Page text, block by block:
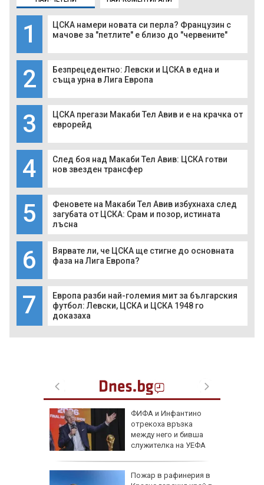
1
ЦСКА намери новата си перла? Французин с
мачове за "петлите" е близо до "червените"
2
Безпрецедентно: Левски и ЦСКА в една и
съща урна в Лига Европа
3
ЦСКА прегази Макаби Тел Авив и е на крачка от
еврорейд
4
След боя над Макаби Тел Авив: ЦСКА готви
нов звезден трансфер
5
Феновете на Макаби Тел Авив избухнаха след
загубата от ЦСКА: Срам и позор, истината
лъсна
6
Вярвате ли, че ЦСКА ще стигне до основната
фаза на Лига Европа?
7
Европа разби най-големия мит за българския
футбол: Левски, ЦСКА и ЦСКА 1948 го
доказаха
ФИФА и Инфантино
отрекоха връзка
между него и бивша
служителка на УЕФА
Пожар в рафинерия в